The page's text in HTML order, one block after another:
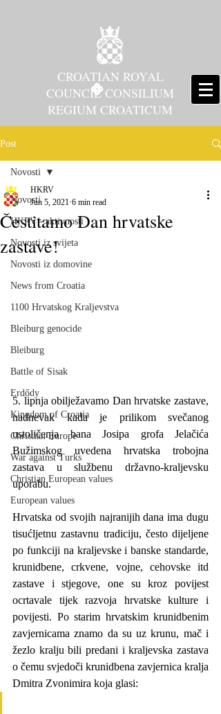
CROATIAN ROYAL
COUNCIL CONSILIUM
REGIUM CROATICUM
Post
Novosti
HKRV - aktivnosti
Novosti iz svijeta
Novosti iz domovine
News from Croatia
1100 Hrvatskog Kraljevstva
Bleiburg genocide
Bleiburg
Battle of Sisak
Erdődy
Kingdom of Croatia
Christian Europe
War against Turks
Christian European values
European values
Novosti
Čestitamo Dan hrvatske
zastave!
HKRV
Jun 5, 2021 6 min read
5. lipnja obilježavamo Dan hrvatske zastave,
nadnevak kada je prilikom svečanog
ustoličenja bana Josipa grofa Jelačića
Bužimskog uvedena hrvatska trobojna
zastava u službenu državno-kraljevsku
uporabu.
Hrvatska od svojih najranijih dana ima dugu
tisućljetnu zastavnu tradiciju, često dijeljene
po funkciji na kraljevske i banske standarde,
krunidbene, crkvene, vojne, cehovske itd
zastave i stjegove, one su kroz povijest
ocrtavale tijek razvoja hrvatske kulture i
povijesti. Po starim hrvatskim krunidbenim
zavjernicama znamo da su uz krunu, mač i
žezlo kralju bili predani i kraljevska zastava
o čemu svjedoči krunidbena zavjernica kralja
Dmitra Zvonimira koja glasi: